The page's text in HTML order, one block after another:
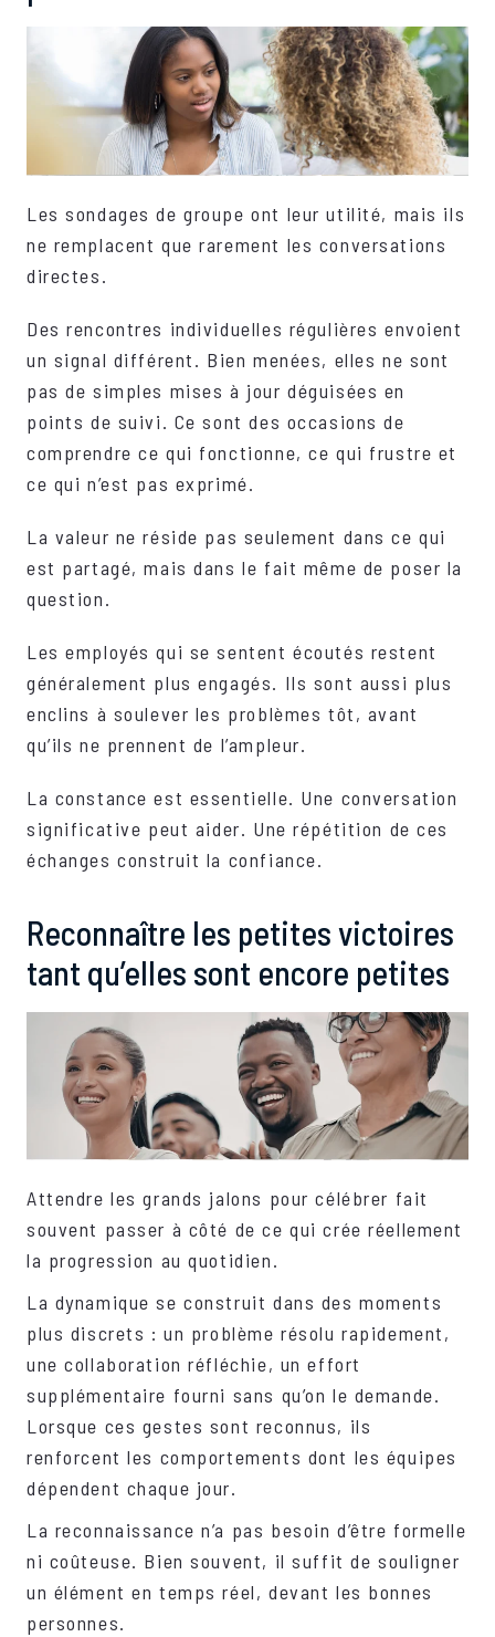
Les sondages de groupe ont leur utilité, mais ils
ne remplacent que rarement les conversations
directes.
Des rencontres individuelles régulières envoient
un signal différent. Bien menées, elles ne sont
pas de simples mises à jour déguisées en
points de suivi. Ce sont des occasions de
comprendre ce qui fonctionne, ce qui frustre et
ce qui n’est pas exprimé.
La valeur ne réside pas seulement dans ce qui
est partagé, mais dans le fait même de poser la
question.
Les employés qui se sentent écoutés restent
généralement plus engagés. Ils sont aussi plus
enclins à soulever les problèmes tôt, avant
qu’ils ne prennent de l’ampleur.
La constance est essentielle. Une conversation
significative peut aider. Une répétition de ces
échanges construit la confiance.
Reconnaître les petites victoires
tant qu’elles sont encore petites
Attendre les grands jalons pour célébrer fait
souvent passer à côté de ce qui crée réellement
la progression au quotidien.
La dynamique se construit dans des moments
plus discrets : un problème résolu rapidement,
une collaboration réfléchie, un effort
supplémentaire fourni sans qu’on le demande.
Lorsque ces gestes sont reconnus, ils
renforcent les comportements dont les équipes
dépendent chaque jour.
La reconnaissance n’a pas besoin d’être formelle
ni coûteuse. Bien souvent, il suffit de souligner
un élément en temps réel, devant les bonnes
personnes.